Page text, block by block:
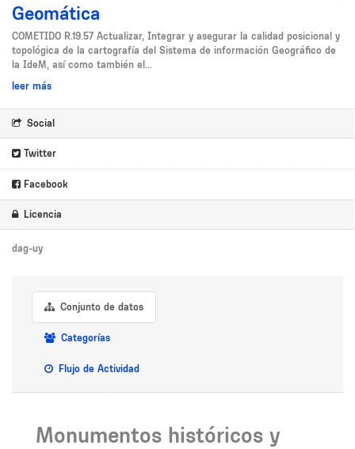
Geomática
COMETIDO R.19.57 Actualizar, Integrar y asegurar la calidad posicional y
topológica de la cartografía del Sistema de información Geográfico de
la IdeM, así como también el...
leer más
Social
Twitter
Facebook
Licencia
dag-uy
Conjunto de datos
Categorías
Flujo de Actividad
Monumentos históricos y